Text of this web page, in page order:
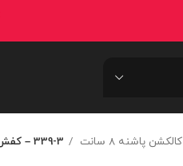
کالکشن پاشنه 8 سانت 339-3 – کفش لژتونلي 339-3